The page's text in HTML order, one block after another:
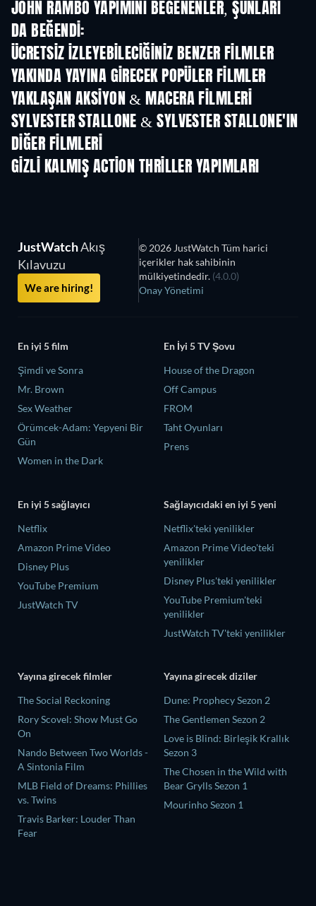
JOHN RAMBO YAPIMINI BEĞENENLER, ŞUNLARI
DA BEĞENDI:
ÜCRETSIZ IZLEYEBILECIĞINIZ BENZER FILMLER
YAKINDA YAYINA GIRECEK POPÜLER FILMLER
YAKLAŞAN AKSIYON & MACERA FILMLERI
SYLVESTER STALLONE & SYLVESTER STALLONE'IN
DIĞER FILMLERI
GIZLI KALMIŞ ACTION THRILLER YAPIMLARI
JustWatchAkış
Kılavuzu
We are hiring!
© 2026 JustWatch Tüm harici
içerikler hak sahibinin
mülkiyetindedir. (4.0.0)
Onay Yönetimi
En iyi 5 film
Şimdi ve Sonra
Mr. Brown
Sex Weather
Örümcek-Adam: Yepyeni Bir
Gün
Women in the Dark
En İyi 5 TV Şovu
House of the Dragon
Off Campus
FROM
Taht Oyunları
Prens
En iyi 5 sağlayıcı
Netflix
Amazon Prime Video
Disney Plus
YouTube Premium
JustWatch TV
Sağlayıcıdaki en iyi 5 yeni
Netflix'teki yenilikler
Amazon Prime Video'teki
yenilikler
Disney Plus'teki yenilikler
YouTube Premium'teki
yenilikler
JustWatch TV'teki yenilikler
Yayına girecek filmler
The Social Reckoning
Rory Scovel: Show Must Go
On
Nando Between Two Worlds -
A Sintonia Film
MLB Field of Dreams: Phillies
vs. Twins
Travis Barker: Louder Than
Fear
Yayına girecek diziler
Dune: Prophecy Sezon 2
The Gentlemen Sezon 2
Love is Blind: Birleşik Krallık
Sezon 3
The Chosen in the Wild with
Bear Grylls Sezon 1
Mourinho Sezon 1